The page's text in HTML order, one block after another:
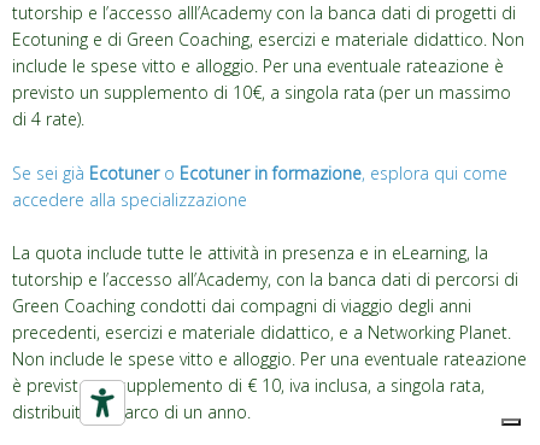
tutorship e l’accesso alll’Academy con la banca dati di progetti di
Ecotuning e di Green Coaching, esercizi e materiale didattico. Non
include le spese vitto e alloggio. Per una eventuale rateazione è
previsto un supplemento di 10€, a singola rata (per un massimo
di 4 rate).
Se sei già Ecotunero Ecotuner in formazione, esplora qui come
accedere alla specializzazione
La quota include tutte le attività in presenza e in eLearning, la
tutorship e l’accesso all’Academy, con la banca dati di percorsi di
Green Coaching condotti dai compagni di viaggio degli anni
precedenti, esercizi e materiale didattico, e a Networking Planet.
Non include le spese vitto e alloggio. Per una eventuale rateazione
è previsto un supplemento di € 10, iva inclusa, a singola rata,
distribuite nell’arco di un anno.